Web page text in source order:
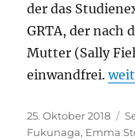
der das
GRTA, der nach
Mutter (Sally
einwandfrei.
Veröffentlicht
am
25. Oktober 2018
Fukunaga, Emma